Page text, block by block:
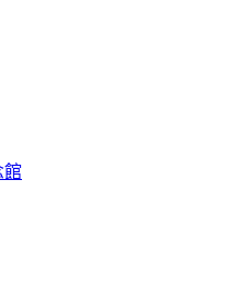
館